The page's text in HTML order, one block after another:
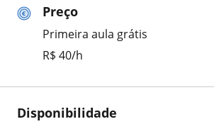
Preço
Primeira aula grátis
R$ 40/h
Disponibilidade